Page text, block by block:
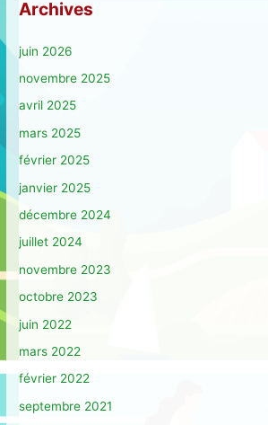
:
détente
et
enrichissantes
Archives
juin 2026
novembre 2025
avril 2025
mars 2025
février 2025
janvier 2025
décembre 2024
juillet 2024
novembre 2023
octobre 2023
juin 2022
mars 2022
février 2022
septembre 2021